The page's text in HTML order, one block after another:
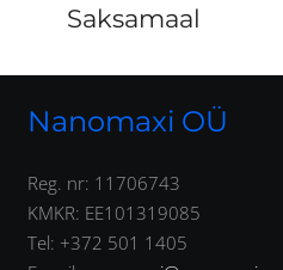
Saksamaal
Nanomaxi OÜ
Reg. nr: 11706743
KMKR: EE101319085
Tel: +372 501 1405